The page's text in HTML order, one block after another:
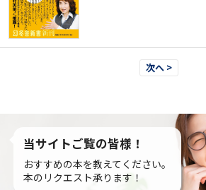
次へ >
当サイトご覧の皆様！
おすすめの本を教えてください。
本のリクエスト承ります！